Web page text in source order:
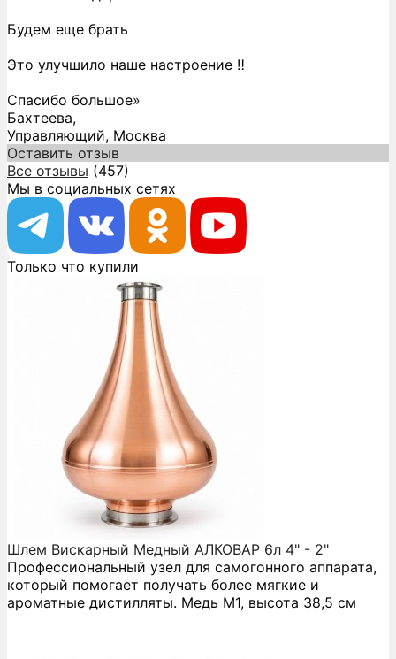
Будем еще брать
Это улучшило наше настроение ‼️
Спасибо большое»
Бахтеева,
Управляющий, Москва
Оставить отзыв
Все отзывы (457)
Мы в социальных сетях
Только что купили
Шлем Вискарный Медный АЛКОВАР 6л 4" - 2"
Профессиональный узел для самогонного аппарата,
который помогает получать более мягкие и
ароматные дистилляты. Медь М1, высота 38,5 см